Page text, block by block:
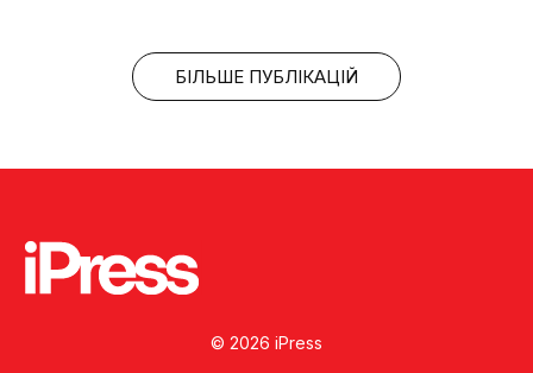
БІЛЬШЕ ПУБЛІКАЦІЙ
© 2026 iPress